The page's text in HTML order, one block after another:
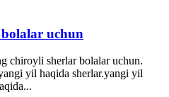
uchun
chiroyli sherlar bolalar uchun.
yil haqida sherlar.yangi yil